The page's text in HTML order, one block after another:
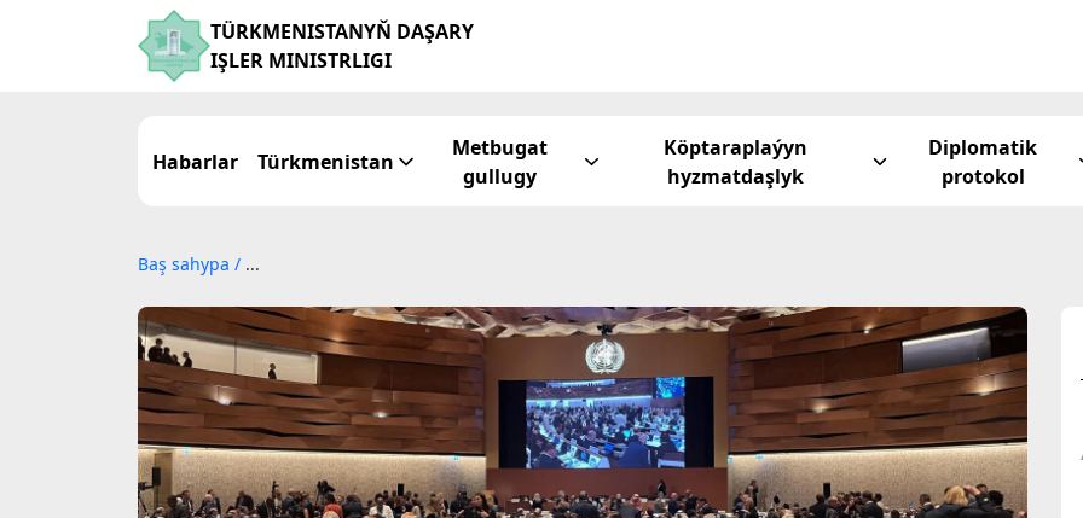
TÜRKMENISTANYŇ DAŞARY
IŞLER MINISTRLIGI
Habarlar Türkmenistan
Metbugat
gullugy
Köptaraplaýyn
hyzmatdaşlyk
Diplomatik
protokol
Baş sahypa / ...